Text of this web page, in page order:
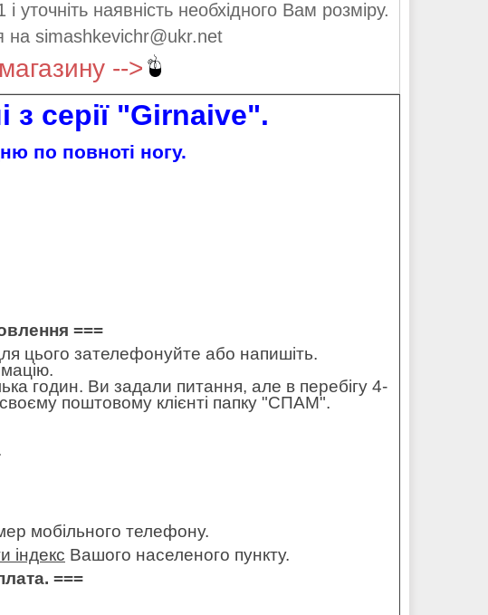
наявність необхідного Вам розміру.
на simashkevichr@ukr.net
-->
з серії "Girnaive".
по повноті ногу.
===
цього зателефонуйте або напишіть.
годин. Ви задали питання, але в перебігу 4-
поштовому клієнті папку "СПАМ".
мобільного телефону.
індекс Вашого населеного пункту.
===